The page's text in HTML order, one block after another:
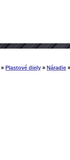
» Plastové diely » Náradie